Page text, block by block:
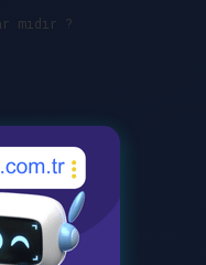
mıdır ?